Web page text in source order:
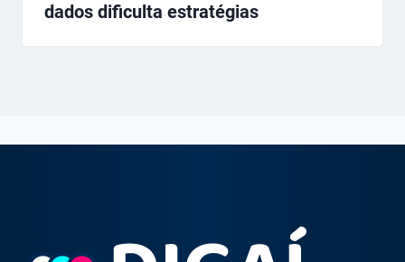
dados dificulta estratégias